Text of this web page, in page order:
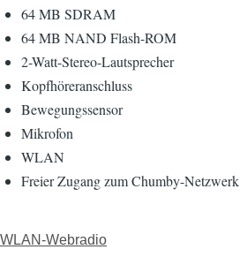
64 MB SDRAM
64 MB NAND Flash-ROM
2-Watt-Stereo-Lautsprecher
Kopfhöreranschluss
Bewegungssensor
Mikrofon
WLAN
Freier Zugang zum Chumby-Netzwerk
WLAN-Webradio